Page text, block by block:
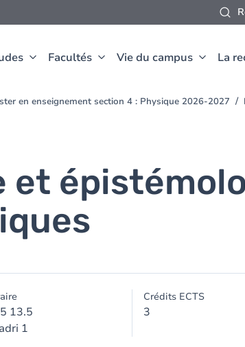
Facultés Vie du campus La
en enseignement section 4 : Physique 2026-2027
et
13.5
1
Crédits ECTS
3